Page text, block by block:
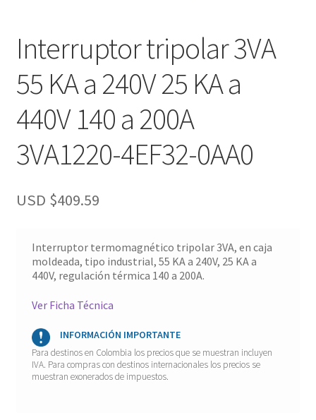
Interruptor tripolar 3VA
55 KA a 240V 25 KA a
440V 140 a 200A
3VA1220-4EF32-0AA0
USD $409.59
Interruptor termomagnético tripolar 3VA, en caja
moldeada, tipo industrial, 55 KA a 240V, 25 KA a
440V, regulación térmica 140 a 200A.
Ver Ficha Técnica
INFORMACIÓN IMPORTANTE
Para destinos en Colombia los precios que se muestran incluyen
IVA. Para compras con destinos internacionales los precios se
muestran exonerados de impuestos.